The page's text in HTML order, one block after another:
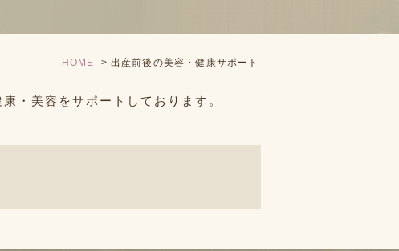
HOME 出産前後の美容・健康サポート
・美容をサポートしております。